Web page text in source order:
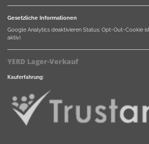
Gesetzliche Informationen
Google Analytics deaktivieren Status: Opt-Out-Cookie
aktiv)
YERD Lager-Verkauf
Kauferfahrung: